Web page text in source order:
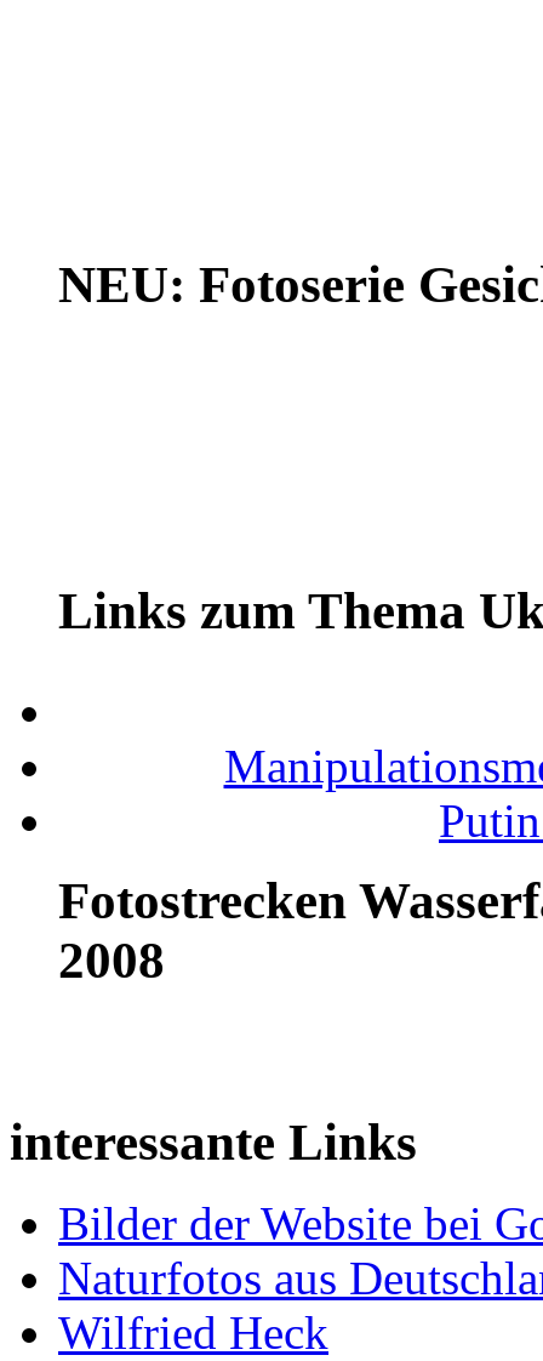
NEU: Fotoserie
Links zum Thema
Fotostrecken
2008
interessante Links
Bilder der Website bei
Naturfotos aus
Wilfried Heck